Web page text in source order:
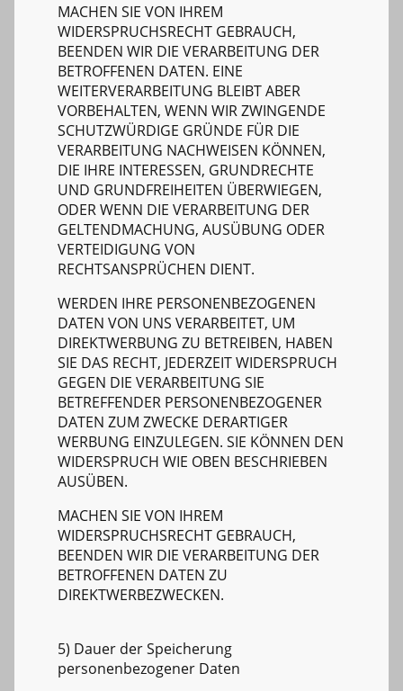
MACHEN SIE VON IHREM
WIDERSPRUCHSRECHT GEBRAUCH,
BEENDEN WIR DIE VERARBEITUNG DER
BETROFFENEN DATEN. EINE
WEITERVERARBEITUNG BLEIBT ABER
VORBEHALTEN, WENN WIR ZWINGENDE
SCHUTZWÜRDIGE GRÜNDE FÜR DIE
VERARBEITUNG NACHWEISEN KÖNNEN,
DIE IHRE INTERESSEN, GRUNDRECHTE
UND GRUNDFREIHEITEN ÜBERWIEGEN,
ODER WENN DIE VERARBEITUNG DER
GELTENDMACHUNG, AUSÜBUNG ODER
VERTEIDIGUNG VON
RECHTSANSPRÜCHEN DIENT.
WERDEN IHRE PERSONENBEZOGENEN
DATEN VON UNS VERARBEITET, UM
DIREKTWERBUNG ZU BETREIBEN, HABEN
SIE DAS RECHT, JEDERZEIT WIDERSPRUCH
GEGEN DIE VERARBEITUNG SIE
BETREFFENDER PERSONENBEZOGENER
DATEN ZUM ZWECKE DERARTIGER
WERBUNG EINZULEGEN. SIE KÖNNEN DEN
WIDERSPRUCH WIE OBEN BESCHRIEBEN
AUSÜBEN.
MACHEN SIE VON IHREM
WIDERSPRUCHSRECHT GEBRAUCH,
BEENDEN WIR DIE VERARBEITUNG DER
BETROFFENEN DATEN ZU
DIREKTWERBEZWECKEN.
5) Dauer der Speicherung
personenbezogener Daten